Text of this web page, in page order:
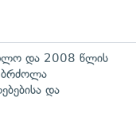
და 2008 წლის
ბრძოლა
და